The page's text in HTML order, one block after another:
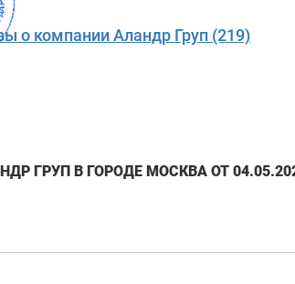
о компании Аландр Груп (219)
ГРУП В ГОРОДЕ МОСКВА ОТ